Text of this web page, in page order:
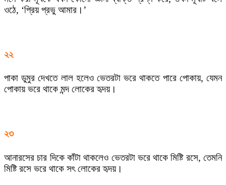
ওঠে, ‘প্রিয় প্রভু আমার।’
২২
পাকা ডুমুর দেখতে লাল হলেও ভেতরটা ভরে থাকতে পারে পোকায়, যেমন
পোকায় ভরে থাকে মন্দ লোকের হৃদয়।
২৩
আনারসের চার দিকে কাঁটা থাকলেও ভেতরটা ভরে থাকে মিষ্টি রসে, তেমনি
মিষ্টি রসে ভরে থাকে সৎ লোকের হৃদয়।